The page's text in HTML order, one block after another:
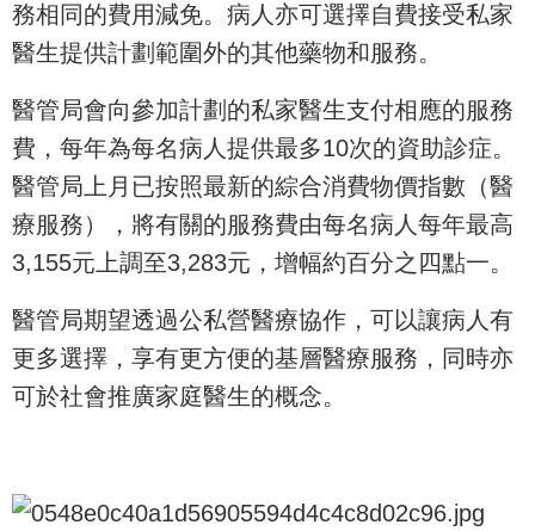
務相同的費用減免。病人亦可選擇自費接受私家
醫生提供計劃範圍外的其他藥物和服務。
醫管局會向參加計劃的私家醫生支付相應的服務
費，每年為每名病人提供最多10次的資助診症。
醫管局上月已按照最新的綜合消費物價指數（醫
療服務），將有關的服務費由每名病人每年最高
3,155元上調至3,283元，增幅約百分之四點一。
醫管局期望透過公私營醫療協作，可以讓病人有
更多選擇，享有更方便的基層醫療服務，同時亦
可於社會推廣家庭醫生的概念。